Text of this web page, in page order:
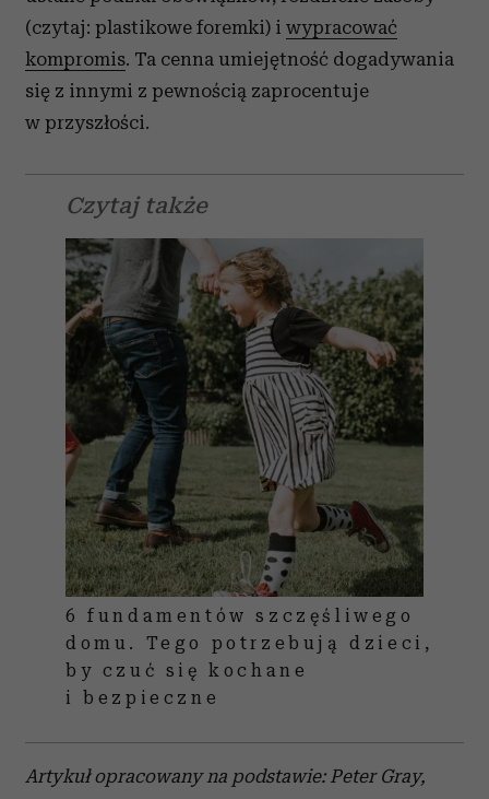
(czytaj: plastikowe foremki) i wypracować
kompromis. Ta cenna umiejętność dogadywania
się z innymi z pewnością zaprocentuje
w przyszłości.
Czytaj także
6 fundamentów szczęśliwego
domu. Tego potrzebują dzieci,
by czuć się kochane
i bezpieczne
Artykuł opracowany na podstawie: Peter Gray,